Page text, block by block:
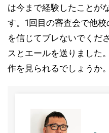
は今まで経験したことが
す。1回目の審査会で他
を信じてブレないでくだ
スとエールを送りました
作を見られるでしょうか。